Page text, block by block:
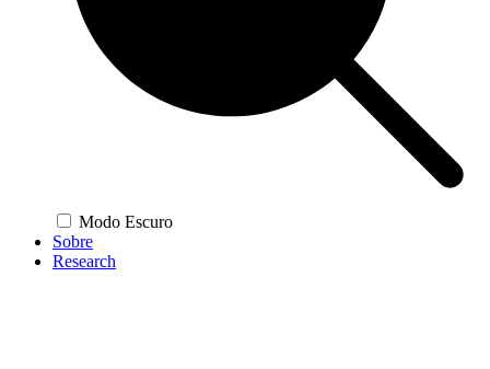
Modo Escuro
Sobre
Research